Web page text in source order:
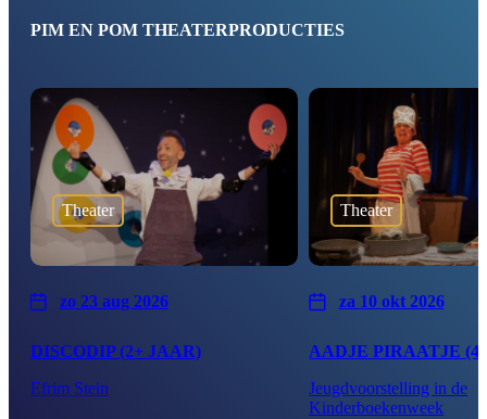
PIM EN POM THEATERPRODUCTIES
Theater
zo 23 aug 2026
DISCODIP (2+ JAAR)
Efrim Stein
Theater
za 10 okt 2026
AADJE PIRAATJE
Jeugdvoorstelling in de
Kinderboekenweek